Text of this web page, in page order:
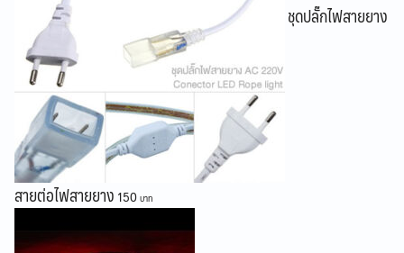
ชุดปลั๊กไฟสายยาง
สายต่อไฟสายยาง 150